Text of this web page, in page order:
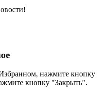
нажмите кнопку
кнопку "Закрыть".